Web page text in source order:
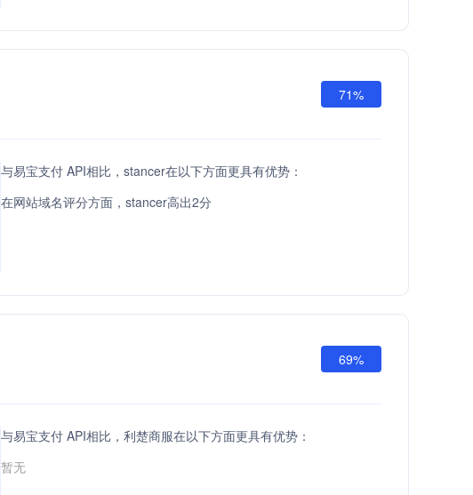
71%
与易宝支付 API相比，stancer在以下方面更具有优势：
在网站域名评分方面，stancer高出2分
69%
与易宝支付 API相比，利楚商服在以下方面更具有优势：
暂无